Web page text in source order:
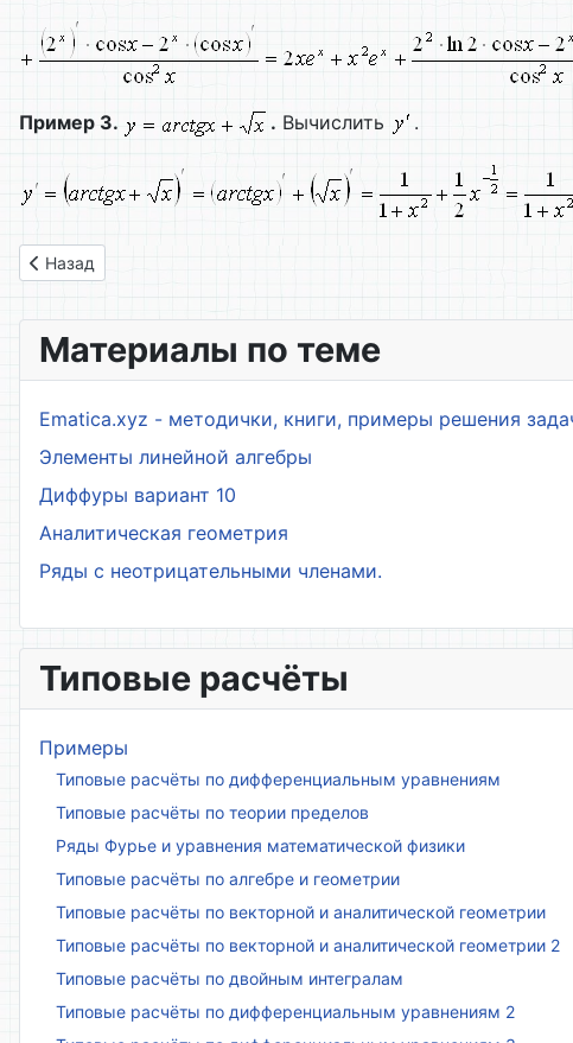
Пример 3. . Вычислить .
Предыдущий: 01. Лекция 12. Дифференцируемые функции.
Назад
Материалы по теме
Ematica.xyz - методички, книги, примеры решения
Элементы линейной алгебры
Диффуры вариант 10
Аналитическая геометрия
Ряды с неотрицательными членами.
Типовые расчёты
Примеры
Типовые расчёты по дифференциальным уравнениям
Типовые расчёты по теории пределов
Ряды Фурье и уравнения математической физики
Типовые расчёты по алгебре и геометрии
Типовые расчёты по векторной и аналитической геометрии
Типовые расчёты по векторной и аналитической геометрии 2
Типовые расчёты по двойным интегралам
Типовые расчёты по дифференциальным уравнениям 2